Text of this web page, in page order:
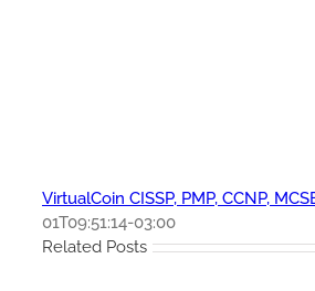
VirtualCoin CISSP, PMP, CCNP,
01T09:51:14-03:00
Related Posts